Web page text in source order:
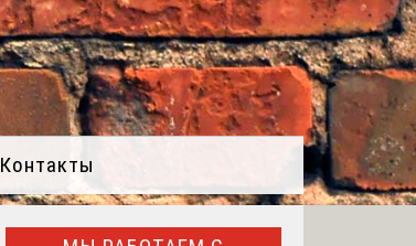
Контакты